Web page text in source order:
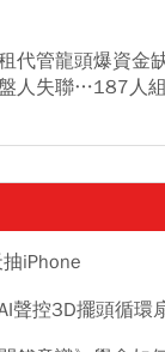
代管龍頭爆資金
人失聯…187人
iPhone
聲控3D擺頭循環